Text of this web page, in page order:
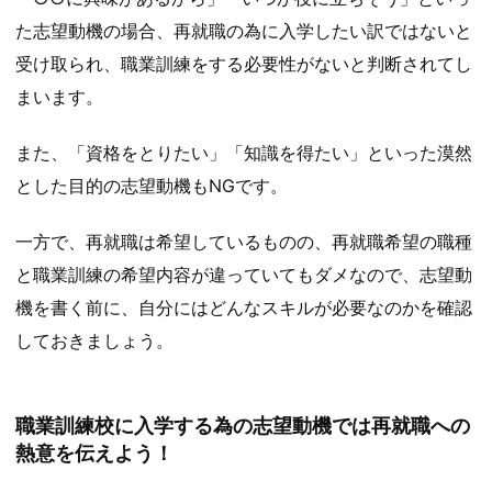
た志望動機の場合、再就職の為に入学したい訳ではないと
受け取られ、職業訓練をする必要性がないと判断されてし
まいます。
また、「資格をとりたい」「知識を得たい」といった漠然
とした目的の志望動機もNGです。
一方で、再就職は希望しているものの、再就職希望の職種
と職業訓練の希望内容が違っていてもダメなので、志望動
機を書く前に、自分にはどんなスキルが必要なのかを確認
しておきましょう。
職業訓練校に入学する為の志望動機では再就職への
熱意を伝えよう！